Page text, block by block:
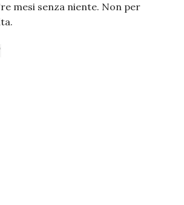
mesi senza niente. Non per